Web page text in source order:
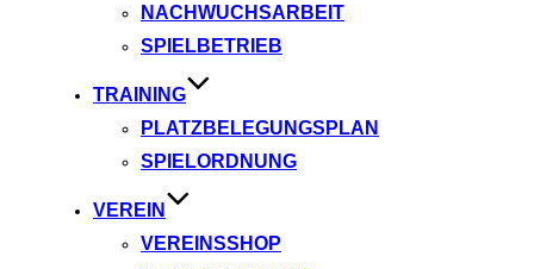
NACHWUCHSARBEIT
SPIELBETRIEB
TRAINING
PLATZBELEGUNGSPLAN
SPIELORDNUNG
VEREIN
VEREINSSHOP